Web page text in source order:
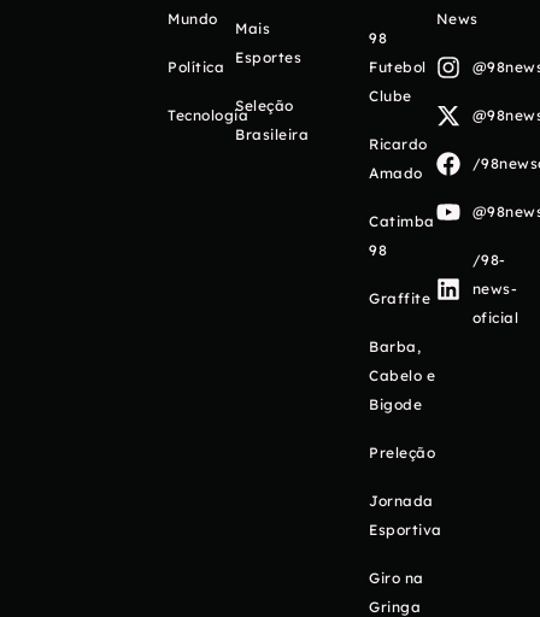
Mundo
Política
Tecnologia
Mais
Esportes
Seleção
Brasileira
98
Futebol
Clube
Ricardo
Amado
Catimba
98
Graffite
Barba,
Cabelo e
Bigode
Preleção
Jornada
Esportiva
Giro na
Gringa
News
/
/98-
news-
oficial